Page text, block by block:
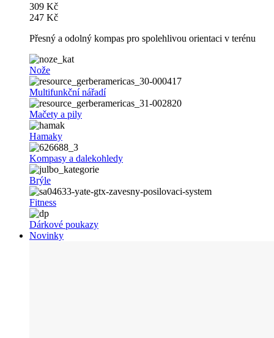
309 Kč
247 Kč
Přesný a odolný kompas pro spolehlivou orientaci v terénu
Nože
Multifunkční nářadí
Mačety a pily
Hamaky
Kompasy a dalekohledy
Brýle
Fitness
Dárkové poukazy
Novinky